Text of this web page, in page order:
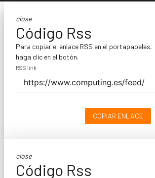
close
Código Rss
Para copiar el enlace RSS en el portapapeles,
haga clic en el botón.
RSS link
COPIAR ENLACE
close
Código Rss